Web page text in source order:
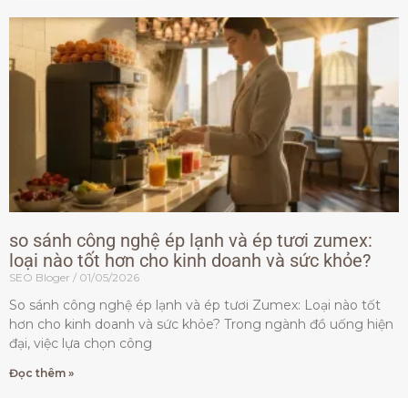
so sánh công nghệ ép lạnh và ép tươi zumex:
loại nào tốt hơn cho kinh doanh và sức khỏe?
SEO Bloger 01/05/2026
So sánh công nghệ ép lạnh và ép tươi Zumex: Loại nào tốt
hơn cho kinh doanh và sức khỏe? Trong ngành đồ uống hiện
đại, việc lựa chọn công
Đọc thêm »